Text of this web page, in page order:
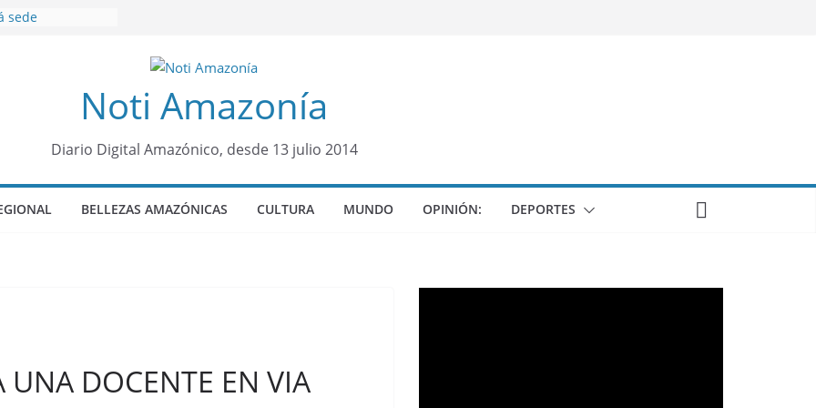
sede
de prisión a
sensación de
Colo de Chile
nueva reina por
Noti Amazonía
Diario Digital Amazónico, desde 13 julio 2014
BELLEZAS AMAZÓNICAS CULTURA MUNDO OPINIÓN: DEPORTES
DOCENTE EN VIA